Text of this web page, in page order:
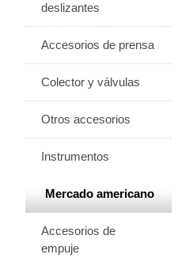
deslizantes
Accesorios de prensa
Colector y válvulas
Otros accesorios
Instrumentos
Mercado americano
Accesorios de
empuje